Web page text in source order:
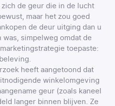
de geur die in de lucht
maar het zou goed
de deur uitging dan u
simpelweg omdat de
toepaste:
heeft aangetoond dat
winkelomgeving
geur (zoals kaneel
langer binnen blijven. Ze